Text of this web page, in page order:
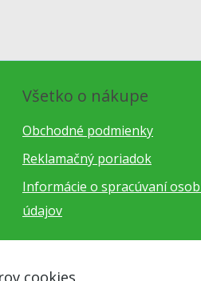
cookies
Všetko o nákupe
Obchodné podmienky
Reklamačný poriadok
Informácie o spracúvaní
údajov